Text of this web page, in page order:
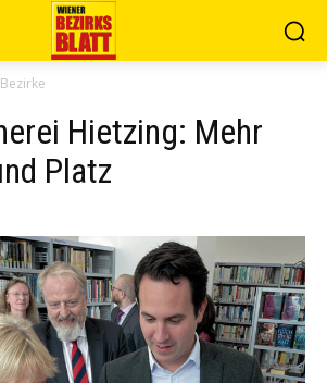
Hietzing: Mehr
Platz